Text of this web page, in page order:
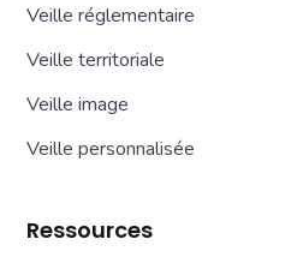
Veille réglementaire
Veille territoriale
Veille image
Veille personnalisée
Ressources